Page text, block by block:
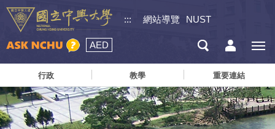
::: 網站導覽 NUST
AED
行政 教學 重要連結